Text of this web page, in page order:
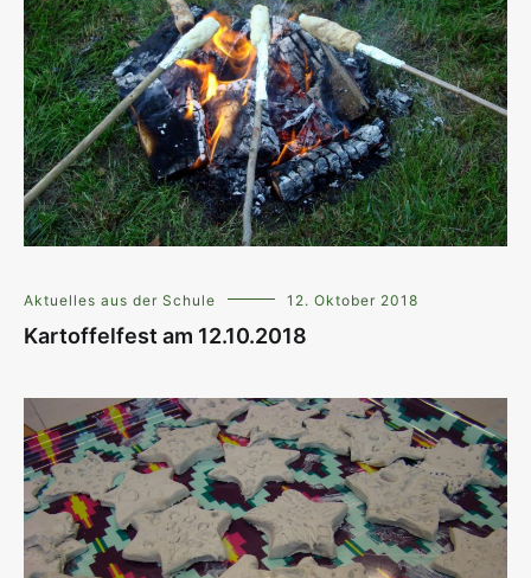
Aktuelles aus der Schule 12. Oktober 2018
Kartoffelfest am 12.10.2018